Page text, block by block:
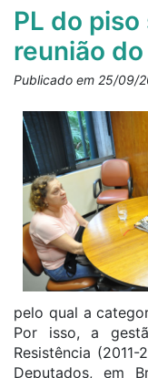
PL do
reunião do
Publicado em 25/09/
pelo qual a
Por isso, a
Resistência
Deputados, em